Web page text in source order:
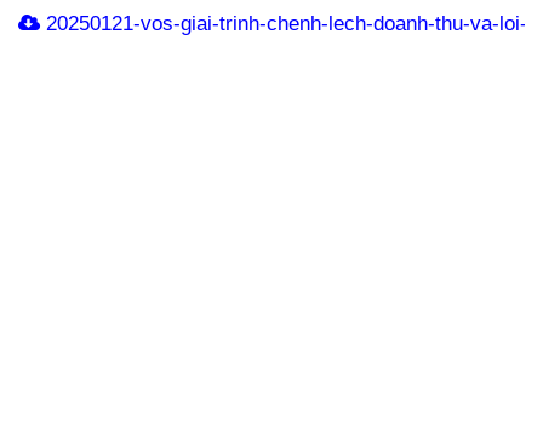
20250121-vos-giai-trinh-chenh-lech-doanh-thu-va-loi-